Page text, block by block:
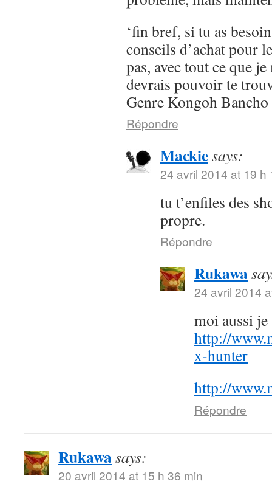
‘fin bref, si tu as
conseils d’achat pour
pas, avec tout ce que
devrais pouvoir te
Genre Kongoh Bancho
Répondre
Mackiesays:
24 avril 2014 at 19 h
tu t’enfiles des
propre.
Répondre
Rukawa
24 avril 2014
moi aussi
http://
x-hunter
http://
Répondre
Rukawasays:
20 avril 2014 at 15 h 36 min